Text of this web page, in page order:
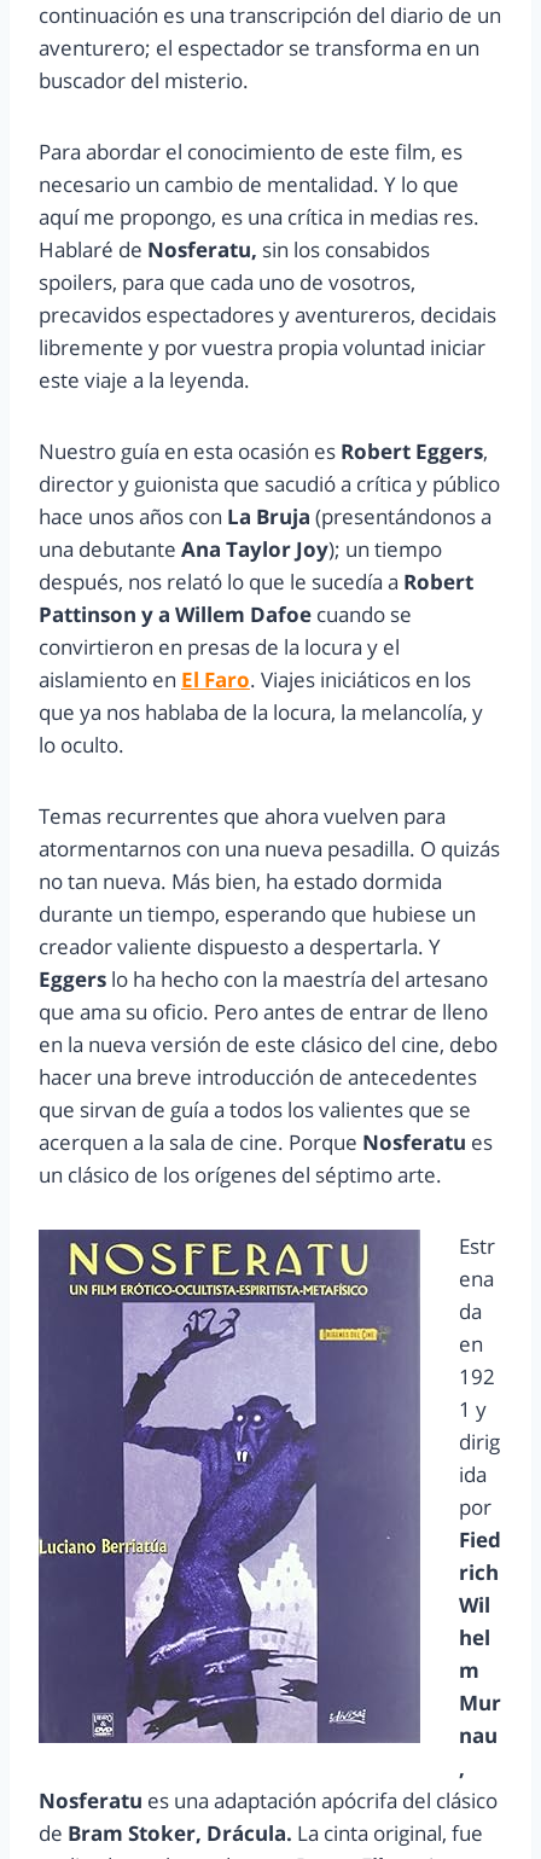
continuación es una transcripción del diario de un
aventurero; el espectador se transforma en un
buscador del misterio.
Para abordar el conocimiento de este film, es
necesario un cambio de mentalidad. Y lo que
aquí me propongo, es una crítica in medias res.
Hablaré de Nosferatu, sin los consabidos
spoilers, para que cada uno de vosotros,
precavidos espectadores y aventureros, decidais
libremente y por vuestra propia voluntad iniciar
este viaje a la leyenda.
Nuestro guía en esta ocasión es Robert Eggers,
director y guionista que sacudió a crítica y público
hace unos años con La Bruja (presentándonos a
una debutante Ana Taylor Joy); un tiempo
después, nos relató lo que le sucedía a Robert
Pattinson y a Willem Dafoe cuando se
convirtieron en presas de la locura y el
aislamiento en El Faro. Viajes iniciáticos en los
que ya nos hablaba de la locura, la melancolía, y
lo oculto.
Temas recurrentes que ahora vuelven para
atormentarnos con una nueva pesadilla. O quizás
no tan nueva. Más bien, ha estado dormida
durante un tiempo, esperando que hubiese un
creador valiente dispuesto a despertarla. Y
Eggers lo ha hecho con la maestría del artesano
que ama su oficio. Pero antes de entrar de lleno
en la nueva versión de este clásico del cine, debo
hacer una breve introducción de antecedentes
que sirvan de guía a todos los valientes que se
acerquen a la sala de cine. Porque Nosferatu es
un clásico de los orígenes del séptimo arte.
Estr
ena
da
en
192
1 y
dirig
ida
por
Fied
rich
Wil
hel
m
Mur
nau
,
Nosferatu es una adaptación apócrifa del clásico
de Bram Stoker, Drácula. La cinta original, fue